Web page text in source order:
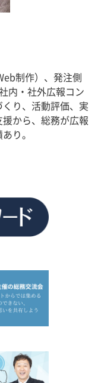
制作）、発注側
内・社外広報コン
り、活動評価、実
から、総務が広報
り。